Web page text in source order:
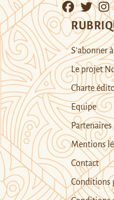
S’abonner
Le projet
Charte
Equipe
Partenaires
Mentions
Contact
Conditions